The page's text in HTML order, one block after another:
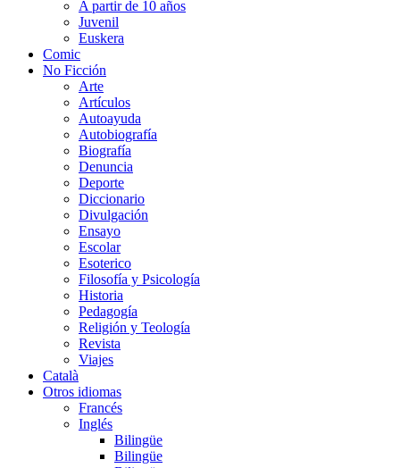
A partir de 10 años
Juvenil
Euskera
Comic
No Ficción
Arte
Artículos
Autoayuda
Autobiografía
Biografía
Denuncia
Deporte
Diccionario
Divulgación
Ensayo
Escolar
Esoterico
Filosofía y Psicología
Historia
Pedagogía
Religión y Teología
Revista
Viajes
Català
Otros idiomas
Francés
Inglés
Bilingüe
Bilingüe